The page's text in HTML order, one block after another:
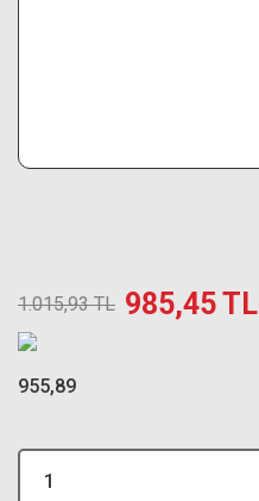
1.015,93 TL 985,45 TL
955,89